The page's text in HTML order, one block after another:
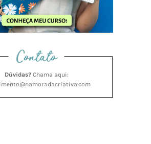
Contato
Dúvidas?Chama aqui: